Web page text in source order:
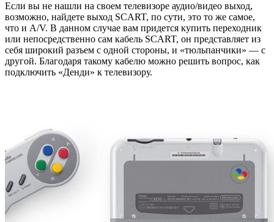
Если вы не нашли на своем телевизоре аудио/видео выход,
возможно, найдете выход SCART, по сути, это то же самое,
что и A/V. В данном случае вам придется купить переходник
или непосредственно сам кабель SCART, он представляет из
себя широкий разъем с одной стороны, и «тюльпанчики» — с
другой. Благодаря такому кабелю можно решить вопрос, как
подключить «Денди» к телевизору.